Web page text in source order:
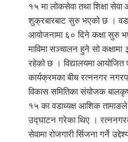
१५ मा लोकसेवा तथा शिक्षा सेवा
शुक्रबारबाट सुरु भएको छ । वडा
आयोजनामा ६० दिने कक्षा सुरु
माविमा सञ्चालन हुने सो
रहेको छ । विद्यालयमा
कार्यक्रमका बीच रत्ननगर
विकास समितिका संयोजक
१५ का वडाध्यक्ष आशिक
उद्घाटन गरेका थिए ।
सेवामा रोजगारी र्सिजना गर्ने